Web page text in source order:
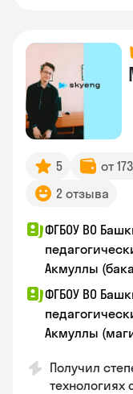
5 от
2 отзыва
ФГБОУ ВО
Акмуллы
ФГБОУ ВО
Акмуллы
Получил
технологиях